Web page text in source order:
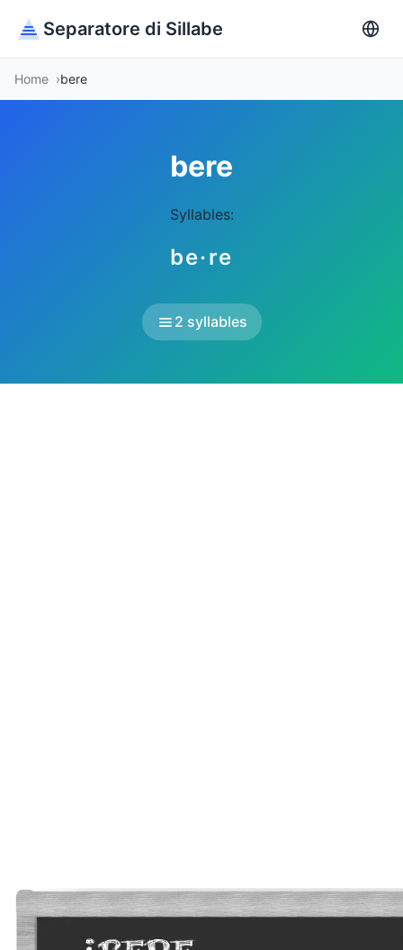
Separatore di Sillabe
Home bere
bere
Syllables:
be·re
2 syllables